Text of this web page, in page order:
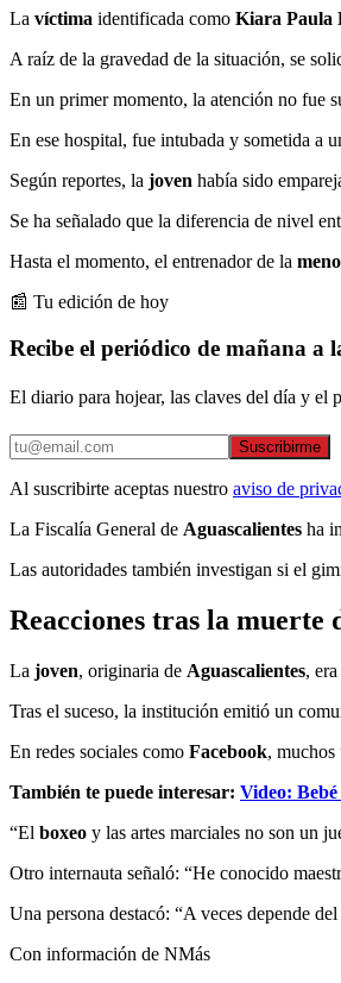
La víctima identificada como Kiara Paula
A raíz de la gravedad de la situación, se
En un primer momento, la atención no fue
En ese hospital, fue intubada y sometida a
Según reportes, la joven había sido
Se ha señalado que la diferencia de nivel
Hasta el momento, el entrenador de la
📰 Tu edición de hoy
Recibe el periódico de mañana a
El diario para hojear, las claves del día y el
Suscribirme
Al suscribirte aceptas nuestro aviso de
La Fiscalía General de Aguascalientes ha
Las autoridades también investigan si el
Reacciones tras la muerte
La joven, originaria de Aguascalientes,
Tras el suceso, la institución emitió un
En redes sociales como Facebook, muchos
También te puede interesar: Video:
“El boxeo y las artes marciales no son un
Otro internauta señaló: “He conocido
Una persona destacó: “A veces depende
Con información de NMás